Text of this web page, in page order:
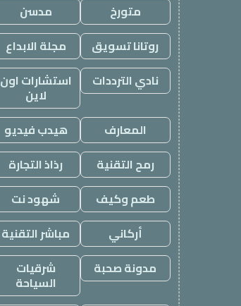
متورخ
مدسن
روتانا تسويق
مجلة الابداع
نادي الترددات
استشارات اون
لاين
المعارف
هيدب فيديو
رمح التقنية
رذاذ التجارة
طعم وكيف
شهود نت
أركاني
مباشر التقنية
مدونة صحبة
شرقيات
السياحة